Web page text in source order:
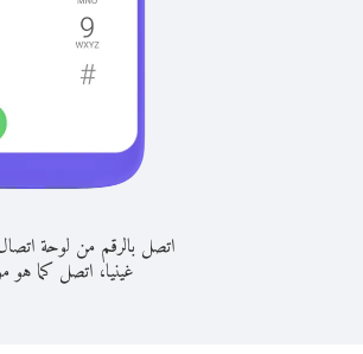
اتصل بالرقم من لوحة
غينيا، اتصل كما هو